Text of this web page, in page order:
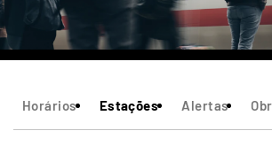
Horários Estações Alertas